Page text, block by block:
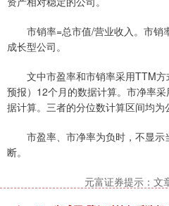
市销率=总市值/营业收入。市销
成长型公司。
文中市盈率和市销率采用TTM方
预报）12个月的数据计算。市净率
据计算。三者的分位数计算区间均为
市盈率、市净率为负时，不显示
断。
元富证券提示：文